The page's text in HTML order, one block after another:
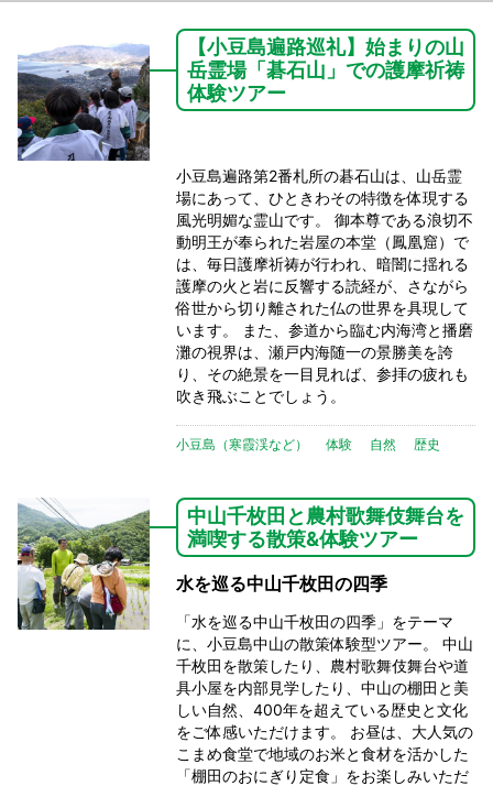
【小豆島遍路巡礼】始まりの山
岳霊場「碁石山」での護摩祈祷
体験ツアー
小豆島遍路第2番札所の碁石山は、山岳霊
場にあって、ひときわその特徴を体現する
風光明媚な霊山です。 御本尊である浪切不
動明王が奉られた岩屋の本堂（鳳凰窟）で
は、毎日護摩祈祷が行われ、暗闇に揺れる
護摩の火と岩に反響する読経が、さながら
俗世から切り離された仏の世界を具現して
います。 また、参道から臨む内海湾と播磨
灘の視界は、瀬戸内海随一の景勝美を誇
り、その絶景を一目見れば、参拝の疲れも
吹き飛ぶことでしょう。
小豆島（寒霞渓など） 体験 自然 歴史
中山千枚田と農村歌舞伎舞台を
満喫する散策&体験ツアー
水を巡る中山千枚田の四季
「水を巡る中山千枚田の四季」をテーマ
に、小豆島中山の散策体験型ツアー。 中山
千枚田を散策したり、農村歌舞伎舞台や道
具小屋を内部見学したり、中山の棚田と美
しい自然、400年を超えている歴史と文化
をご体感いただけます。 お昼は、大人気の
こまめ食堂で地域のお米と食材を活かした
「棚田のおにぎり定食」をお楽しみいただ